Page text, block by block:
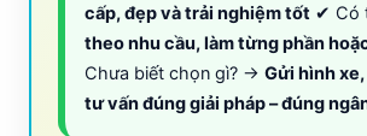
cấp, đẹp và trải nghiệm tốt ✔ Có
theo nhu cầu, làm từng phần
Chưa biết chọn gì? → Gửi hình
tư vấn đúng giải pháp – đúng